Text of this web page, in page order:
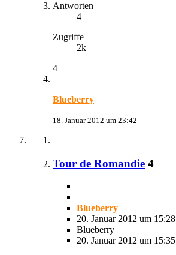
Antworten
4
Zugriffe
2k
4
Blueberry
18. Januar 2012 um 23:42
Tour de Romandie 4
Blueberry
20. Januar 2012 um 15:28
Blueberry
20. Januar 2012 um 15:35